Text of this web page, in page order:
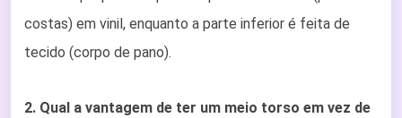
costas) em vinil, enquanto a parte inferior é feita de
tecido (corpo de pano).
2. Qual a vantagem de ter um meio torso em vez de